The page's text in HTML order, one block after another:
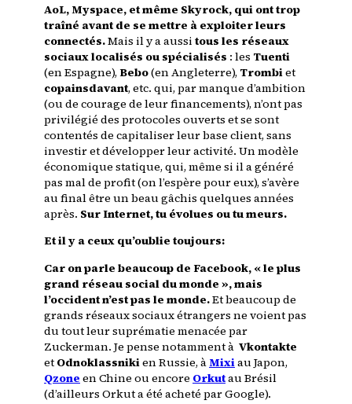
AoL, Myspace, et même Skyrock, qui ont trop
traîné avant de se mettre à exploiter leurs
connectés.Mais il y a aussi tous les réseaux
sociaux localisés ou spécialisés : les Tuenti
(en Espagne), Bebo(en Angleterre), Trombiet
copainsdavant, etc. qui, par manque d’ambition
(ou de courage de leur financements), n’ont pas
privilégié des protocoles ouverts et se sont
contentés de capitaliser leur base client, sans
investir et développer leur activité. Un modèle
économique statique, qui, même si il a généré
pas mal de profit (on l’espère pour eux), s’avère
au final être un beau gâchis quelques années
après. Sur Internet, tu évolues ou tu meurs.
Et il y a ceux qu’oublie toujours:
Car on parle beaucoup de Facebook, « le plus
grand réseau social du monde », mais
l’occident n’est pas le monde.Et beaucoup de
grands réseaux sociaux étrangers ne voient pas
du tout leur suprématie menacée par
Zuckerman. Je pense notamment à Vkontakte
et Odnoklassnikien Russie, àMixiau Japon,
Qzone en Chine ou encore Orkutau Brésil
(d’ailleurs Orkut a été acheté par Google).